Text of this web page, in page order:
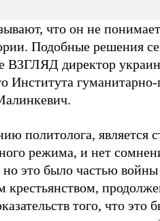
что он не
Подобные решения
ВЗГЛЯД директор
Института
политолога, является
режима, и нет
это было частью войны
крестьянством,
того, что это